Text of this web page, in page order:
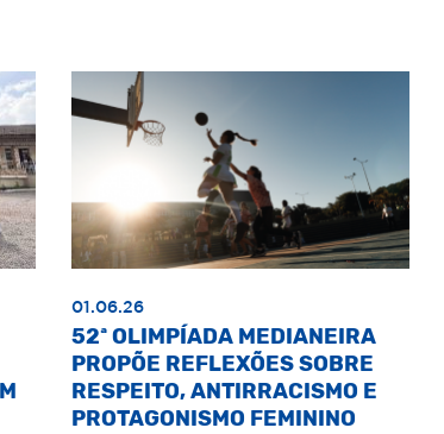
01.06.26
52ª OLIMPÍADA MEDIANEIRA
PROPÕE REFLEXÕES SOBRE
RESPEITO, ANTIRRACISMO E
PROTAGONISMO FEMININO